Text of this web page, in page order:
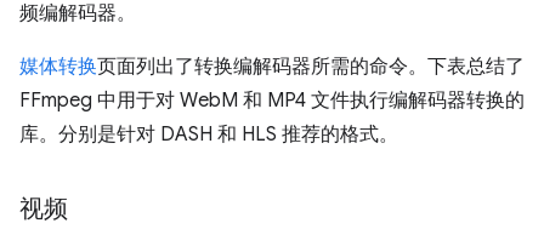
频编解码器。
媒体转换页面列出了转换编解码器所需的命令。下表总结了
FFmpeg 中用于对 WebM 和 MP4 文件执行编解码器转换的
库。分别是针对 DASH 和 HLS 推荐的格式。
视频